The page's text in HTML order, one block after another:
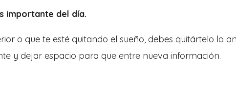
importante del día.
o que te esté quitando el sueño, debes quitártelo lo
y dejar espacio para que entre nueva información.